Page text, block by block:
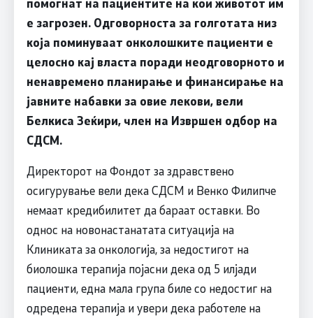
е загрозен. Одговорноста за голготата низ
која поминуваат онколошките пациенти е
целосно кај власта поради неодговорното и
ненавремено планирање и финансирање на
јавните набавки за овие лекови, вели
Белкиса Зеќири, член на Извршен одбор на
СДСМ.
Директорот на Фондот за здравствено
осигурување вели дека СДСМ и Венко Филипче
немаат кредибилитет да бараат оставки. Во
однос на новонастанатата ситуација на
Клиниката за онкологија, за недостигот на
биолошка терапија појасни дека од 5 илјади
пациенти, една мала група биле со недостиг на
одредена терапија и увери дека работеле на